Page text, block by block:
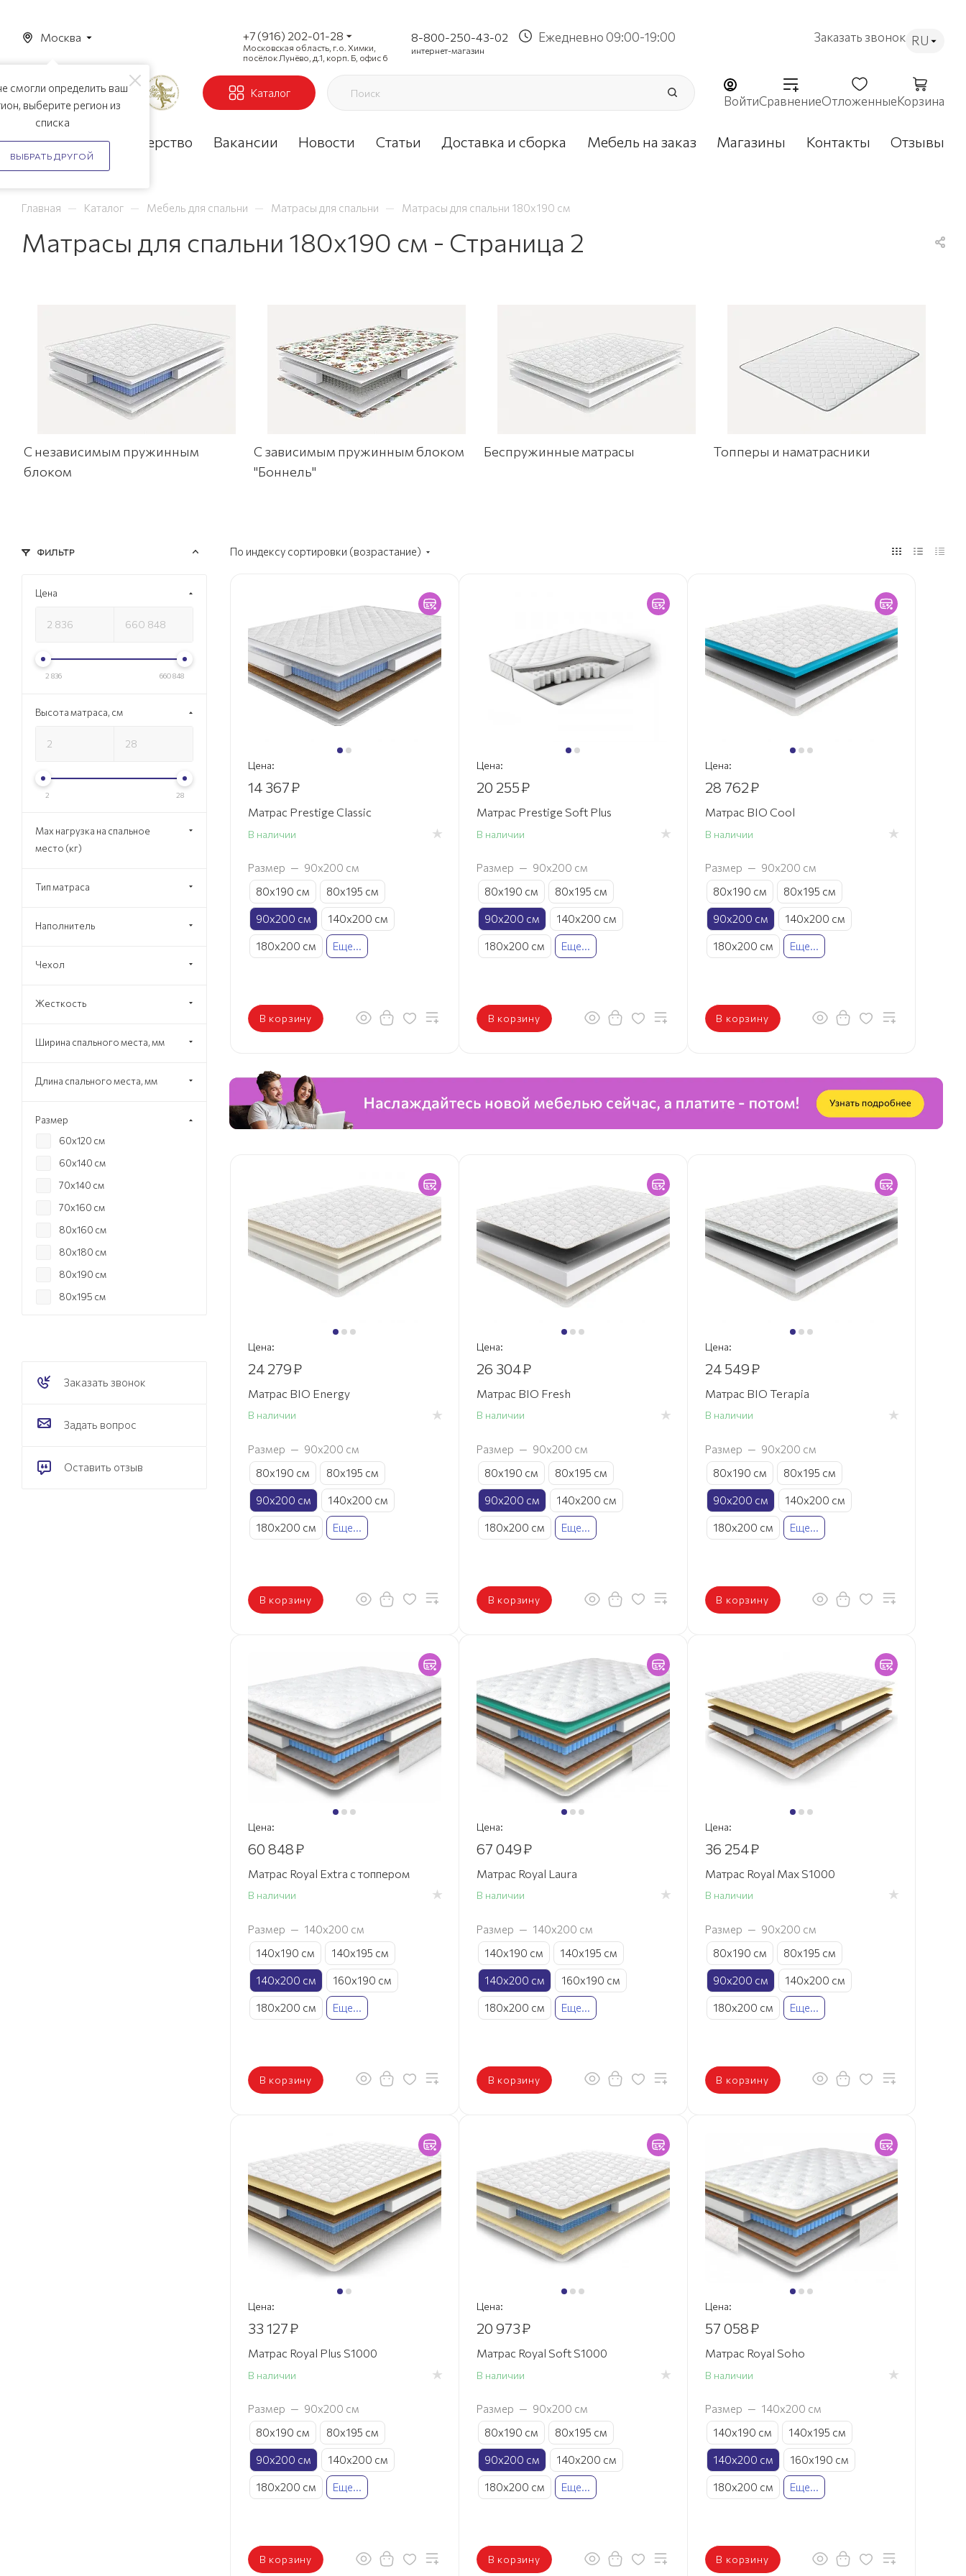
Москва
смогли определить ваш
выберите регион из
списка
ВЫБРАТЬ ДРУГОЙ
+7 (916) 202-01-28
Московская область, г.о. Химки,
посёлок Лунёво, д.1, корп. Б, офис 6
8-800-250-43-02
интернет-магазин
Ежедневно 09:00-19:00 Заказать звонок RU
Каталог
ВойтиСравнениеОтложенныеКорзина
Акции Партнерство Вакансии Новости Статьи Доставка и сборка Мебель на заказ Магазины Контакты Отзывы
Главная — Каталог — Мебель для спальни — Матрасы для спальни — Матрасы для спальни 180х190 см
Матрасы для спальни 180х190 см - Страница 2
С независимым пружинным
блоком
С зависимым пружинным блоком
"Боннель"
Беспружинные матрасы Топперы и наматрасники
По индексу сортировки (возрастание)
Цена:
14 367₽
Матрас Prestige Classic
В наличии
Размер — 90х200 см
80х190 см
80х195 см
90х200 см 140х200 см
180х200 см Еще...
В корзину
Цена:
20 255₽
Матрас Prestige Soft Plus
В наличии
Размер — 90х200 см
80х190 см
80х195 см
90х200 см 140х200 см
180х200 см Еще...
В корзину
Цена:
28 762₽
Матрас BIO Cool
В наличии
Размер — 90х200 см
80х190 см
80х195 см
90х200 см 140х200 см
180х200 см Еще...
В корзину
Цена:
24 279₽
Матрас BIO Energy
В наличии
Размер — 90х200 см
80х190 см
80х195 см
90х200 см 140х200 см
180х200 см Еще...
В корзину
Цена:
26 304₽
Матрас BIO Fresh
В наличии
Размер — 90х200 см
80х190 см
80х195 см
90х200 см 140х200 см
180х200 см Еще...
В корзину
Цена:
24 549₽
Матрас BIO Terapia
В наличии
Размер — 90х200 см
80х190 см
80х195 см
90х200 см 140х200 см
180х200 см Еще...
В корзину
Цена:
60 848₽
Матрас Royal Extra с топпером
В наличии
Размер — 140х200 см
140х190 см
140х195 см
140х200 см 160х190 см
180х200 см Еще...
В корзину
Цена:
67 049₽
Матрас Royal Laura
В наличии
Размер — 140х200 см
140х190 см
140х195 см
140х200 см 160х190 см
180х200 см Еще...
В корзину
Цена:
36 254₽
Матрас Royal Max S1000
В наличии
Размер — 90х200 см
80х190 см
80х195 см
90х200 см 140х200 см
180х200 см Еще...
В корзину
Цена:
33 127₽
Матрас Royal Plus S1000
В наличии
Размер — 90х200 см
80х190 см
80х195 см
90х200 см 140х200 см
180х200 см Еще...
В корзину
Цена:
20 973₽
Матрас Royal Soft S1000
В наличии
Размер — 90х200 см
80х190 см
80х195 см
90х200 см 140х200 см
180х200 см Еще...
В корзину
Цена:
57 058₽
Матрас Royal Soho
В наличии
Размер — 140х200 см
140х190 см
140х195 см
140х200 см 160х190 см
180х200 см Еще...
В корзину
ФИЛЬТР
Цена
2 836 660 848
Высота матраса, см
2 28
Max нагрузка на спальное
место (кг)
Тип матраса
Наполнитель
Чехол
Жесткость
Ширина спального места, мм
Длина спального места, мм
Размер
60х120 см
60х140 см
70х140 см
70х160 см
80х160 см
80х180 см
80х190 см
80х195 см
90х200 см
120х195 см
140х190 см
Заказать звонок
Задать вопрос
Оставить отзыв